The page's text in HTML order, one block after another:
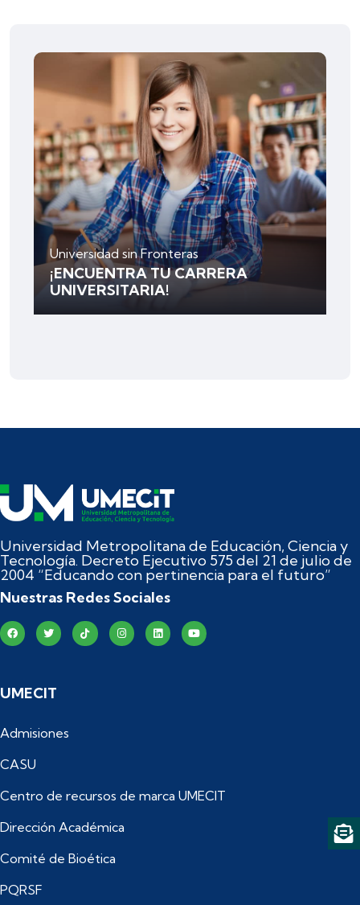
Universidad sin Fronteras
¡ENCUENTRA TU CARRERA
UNIVERSITARIA!
Universidad Metropolitana de Educación, Ciencia y
Tecnología. Decreto Ejecutivo 575 del 21 de julio de
2004 “Educando con pertinencia para el futuro”
Nuestras Redes Sociales
UMECIT
Admisiones
CASU
Centro de recursos de marca UMECIT
Dirección Académica
Comité de Bioética
PQRSF